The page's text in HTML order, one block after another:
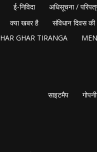
ई-निविदा अधिसूचना /
क्या खबर है संविधान दिवस की
HAR GHAR TIRANGA
साइटमैप